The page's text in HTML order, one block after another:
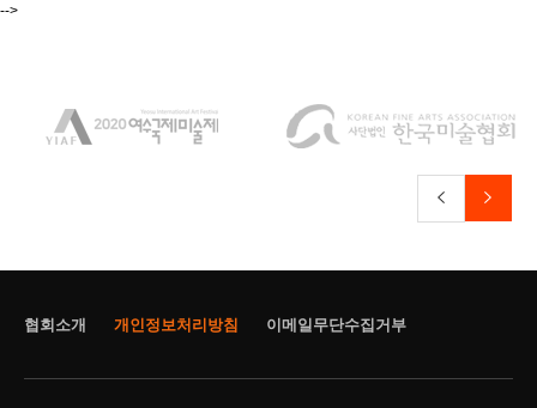
-->
협회소개 개인정보처리방침 이메일무단수집거부